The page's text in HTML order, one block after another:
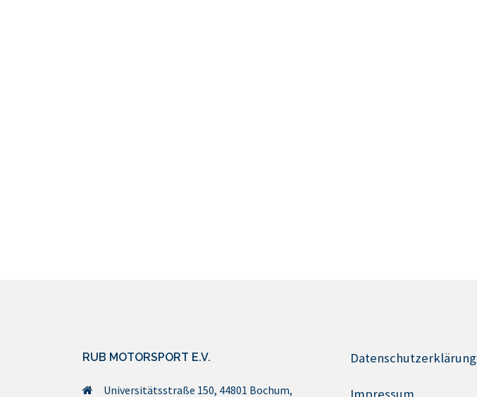
RUB MOTORSPORT E.V.
Universitätsstraße 150, 44801 Bochum,
Datenschutzerklärung